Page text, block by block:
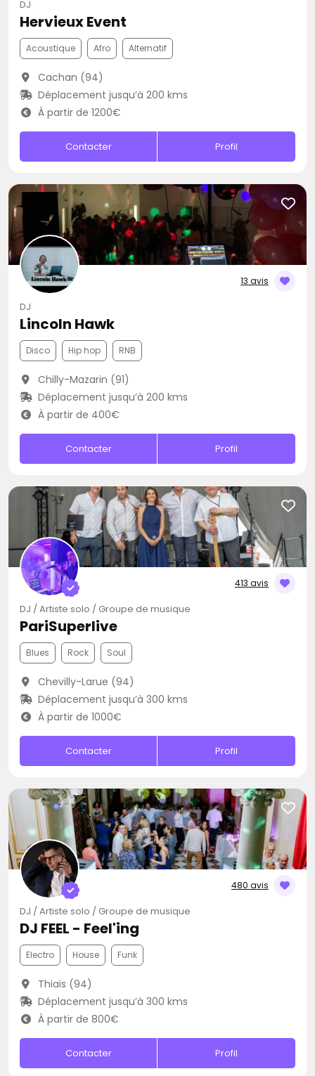
DJ
Hervieux Event
Acoustique Afro Alternatif
Cachan (94)
Déplacement jusqu’à 200 kms
À partir de 1200€
Contacter Profil
13 avis
DJ
Lincoln Hawk
Disco Hip hop RNB
Chilly-Mazarin (91)
Déplacement jusqu’à 200 kms
À partir de 400€
Contacter Profil
413 avis
DJ / Artiste solo / Groupe de musique
PariSuperlive
Blues Rock Soul
Chevilly-Larue (94)
Déplacement jusqu’à 300 kms
À partir de 1000€
Contacter Profil
480 avis
DJ / Artiste solo / Groupe de musique
DJ FEEL - Feel'ing
Electro House Funk
Thiais (94)
Déplacement jusqu’à 300 kms
À partir de 800€
Contacter Profil